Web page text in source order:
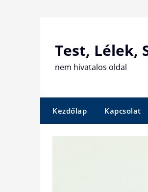
Test, Lélek,
nem hivatalos oldal
Kezdőlap Kapcsolat